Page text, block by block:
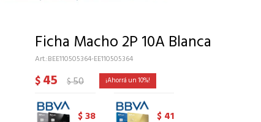
Ficha Macho 2P 10A Blanca
BEE110505364-EE110505364
$45 $50 10
$38 $ 41